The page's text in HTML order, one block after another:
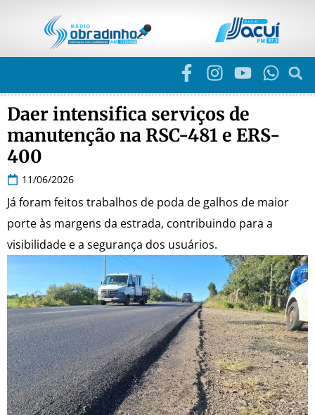
Daer intensifica serviços de
manutenção na RSC-481 e ERS-
400
11/06/2026
Já foram feitos trabalhos de poda de galhos de maior
porte às margens da estrada, contribuindo para a
visibilidade e a segurança dos usuários.